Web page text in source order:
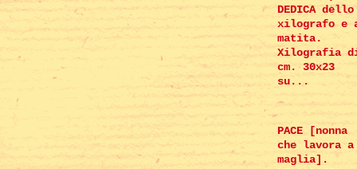
DEDICA dello
xilografo e
matita.
Xilografia
cm. 30x23
su...
PACE [nonna
che lavora a
maglia].